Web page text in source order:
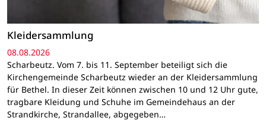
Kleidersammlung
08.08.2026
Scharbeutz. Vom 7. bis 11. September beteiligt sich die
Kirchengemeinde Scharbeutz wieder an der Kleidersammlung
für Bethel. In dieser Zeit können zwischen 10 und 12 Uhr gute,
tragbare Kleidung und Schuhe im Gemeindehaus an der
Strandkirche, Strandallee, abgegeben…